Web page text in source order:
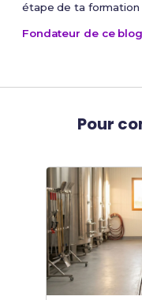
étape de ta formation
Fondateur de ce
Pour